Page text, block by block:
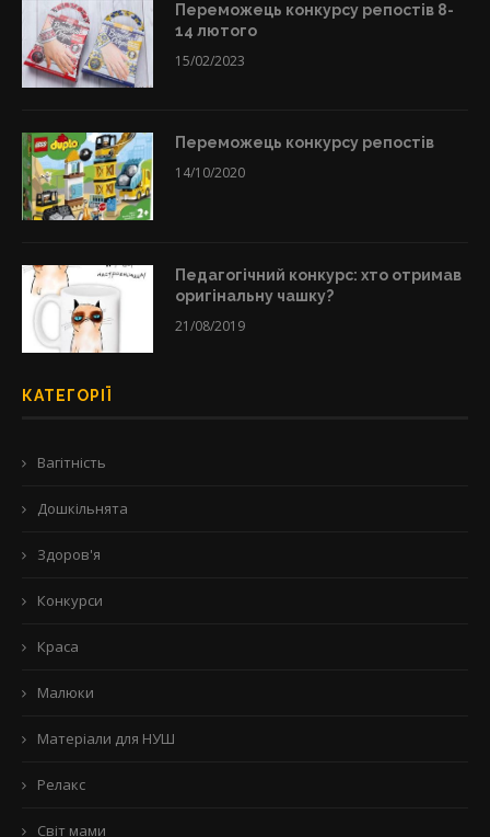
Переможець конкурсу репостів 8-
14 лютого
15/02/2023
Переможець конкурсу репостів
14/10/2020
Педагогічний конкурс: хто отримав
оригінальну чашку?
21/08/2019
КАТЕГОРІЇ
Вагітність
Дошкільнята
Здоров'я
Конкурси
Краса
Малюки
Матеріали для НУШ
Релакс
Світ мами